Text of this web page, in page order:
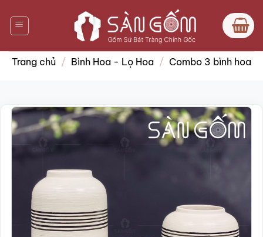
qua
nội
dung
Trang chủ / Bình Hoa - Lọ Hoa / Combo 3 bình hoa